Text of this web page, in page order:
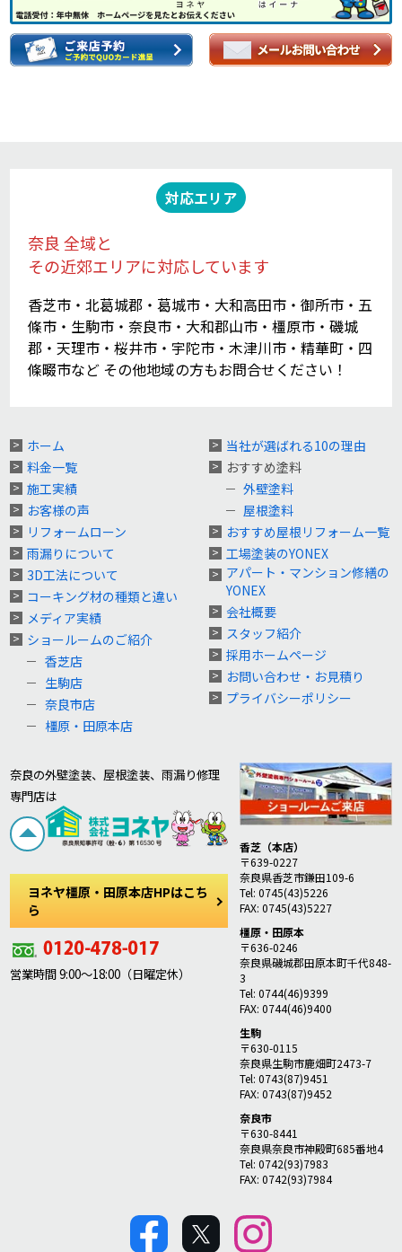
対応エリア
奈良 全域と
その近郊エリアに対応しています
香芝市・北葛城郡・葛城市・大和高田市・御所市・五
條市・生駒市・奈良市・大和郡山市・橿原市・磯城
郡・天理市・桜井市・宇陀市・木津川市・精華町・四
條畷市など その他地域の方もお問合せください！
ホーム
料金一覧
施工実績
お客様の声
リフォームローン
雨漏りについて
3D工法について
コーキング材の種類と違い
メディア実績
ショールームのご紹介
香芝店
生駒店
奈良市店
橿原・田原本店
当社が選ばれる10の理由
おすすめ塗料
外壁塗料
屋根塗料
おすすめ屋根リフォーム一覧
工場塗装のYONEX
アパート・マンション修繕の
YONEX
会社概要
スタッフ紹介
採用ホームページ
お問い合わせ・お見積り
プライバシーポリシー
奈良の外壁塗装、屋根塗装、雨漏り修理
専門店は
ヨネヤ橿原・田原本店HPはこち
ら
営業時間 9:00～18:00（日曜定休）
香芝（本店）
〒639-0227
奈良県香芝市鎌田109-6
Tel: 0745(43)5226
FAX: 0745(43)5227
橿原・田原本
〒636-0246
奈良県磯城郡田原本町千代848-
3
Tel: 0744(46)9399
FAX: 0744(46)9400
生駒
〒630-0115
奈良県生駒市鹿畑町2473-7
Tel: 0743(87)9451
FAX: 0743(87)9452
奈良市
〒630-8441
奈良県奈良市神殿町685番地4
Tel: 0742(93)7983
FAX: 0742(93)7984